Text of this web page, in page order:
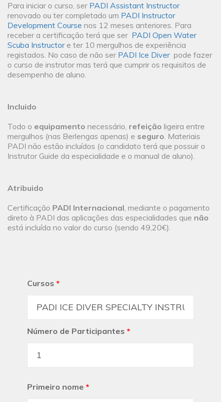
Para iniciar o curso, ser PADI Assistant Instructor
renovado ou ter completado um PADI Instructor
Development Course nos 12 meses anteriores. Para
receber a certificação terá que ser PADI Open Water
Scuba Instructore ter 10 mergulhos de experiência
registados. No caso de não ser PADI Ice Diverpode fazer
o curso de instrutor mas terá que cumprir os requisitos de
desempenho de aluno.
Incluido
Todo o equipamento necessário, refeição ligeira entre
mergulhos (nas Berlengas apenas) e seguro. Materiais
PADI não estão incluídos (o candidato terá que possuir o
Instrutor Guide da especialidade e o manual de aluno).
Atribuido
Certificação PADI Internacional, mediante o pagamento
direto à PADI das aplicações das especialidades que não
está incluída no valor do curso (sendo 49,20€).
Cursos *
Número de Participantes *
Primeiro nome *